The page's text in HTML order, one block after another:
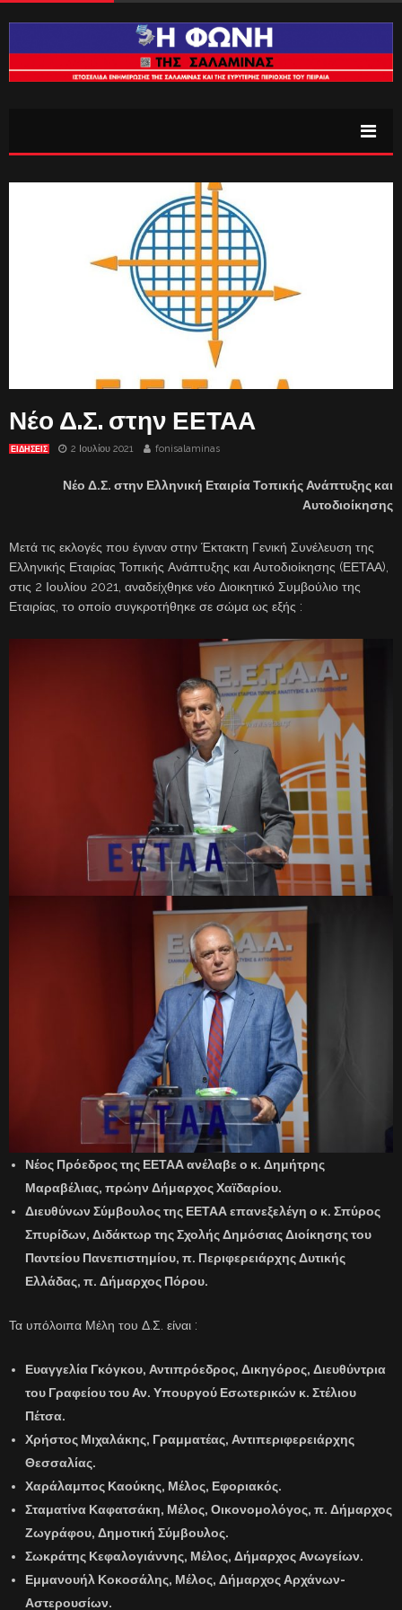
Νέο Δ.Σ. στην ΕΕΤΑΑ
ΕΙΔΗΣΕΙΣ 2 Ιουλίου 2021 fonisalaminas
Νέο Δ.Σ. στην Ελληνική Εταιρία Τοπικής Ανάπτυξης και
Αυτοδιοίκησης
Μετά τις εκλογές που έγιναν στην Έκτακτη Γενική Συνέλευση της
Ελληνικής Εταιρίας Τοπικής Ανάπτυξης και Αυτοδιοίκησης (ΕΕΤΑΑ),
στις 2 Ιουλίου 2021, αναδείχθηκε νέο Διοικητικό Συμβούλιο της
Εταιρίας, το οποίο συγκροτήθηκε σε σώμα ως εξής :
Νέος Πρόεδρος της ΕΕΤΑΑ ανέλαβε ο κ. Δημήτρης
Μαραβέλιας, πρώην Δήμαρχος Χαϊδαρίου.
Διευθύνων Σύμβουλος της ΕΕΤΑΑ επανεξελέγη ο κ. Σπύρος
Σπυρίδων, Διδάκτωρ της Σχολής Δημόσιας Διοίκησης του
Παντείου Πανεπιστημίου, π. Περιφερειάρχης Δυτικής
Ελλάδας, π. Δήμαρχος Πόρου.
Τα υπόλοιπα Μέλη του Δ.Σ. είναι :
Ευαγγελία Γκόγκου, Αντιπρόεδρος, Δικηγόρος, Διευθύντρια
του Γραφείου του Αν. Υπουργού Εσωτερικών κ. Στέλιου
Πέτσα.
Χρήστος Μιχαλάκης, Γραμματέας, Αντιπεριφερειάρχης
Θεσσαλίας.
Χαράλαμπος Καούκης, Μέλος, Εφοριακός.
Σταματίνα Καφατσάκη, Μέλος, Οικονομολόγος, π. Δήμαρχος
Ζωγράφου, Δημοτική Σύμβουλος.
Σωκράτης Κεφαλογιάννης, Μέλος, Δήμαρχος Ανωγείων.
Εμμανουήλ Κοκοσάλης, Μέλος, Δήμαρχος Αρχάνων-
Αστερουσίων.